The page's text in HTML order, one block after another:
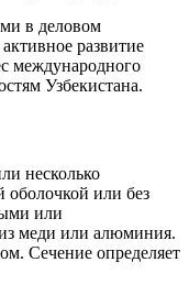
в деловом
развитие
международного
Узбекистана.
несколько
оболочкой или без
или
меди или алюминия.
Сечение определяет